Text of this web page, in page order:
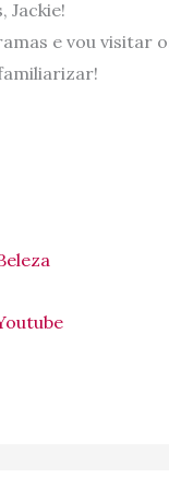
Jackie!
e vou visitar